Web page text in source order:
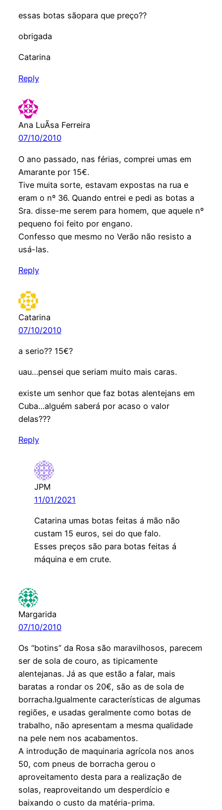
essas botas sãopara que preço??
obrigada
Catarina
Reply
Ana LuÃ­sa Ferreira
07/10/2010
O ano passado, nas férias, comprei umas em
Amarante por 15€.
Tive muita sorte, estavam expostas na rua e
eram o nº 36. Quando entrei e pedi as botas a
Sra. disse-me serem para homem, que aquele nº
pequeno foi feito por engano.
Confesso que mesmo no Verão não resisto a
usá-las.
Reply
Catarina
07/10/2010
a serio?? 15€?
uau…pensei que seriam muito mais caras.
existe um senhor que faz botas alentejans em
Cuba…alguém saberá por acaso o valor
delas???
Reply
JPM
11/01/2021
Catarina umas botas feitas á mão não
custam 15 euros, sei do que falo.
Esses preços são para botas feitas á
máquina e em crute.
Margarida
07/10/2010
Os “botins” da Rosa são maravilhosos, parecem
ser de sola de couro, as tipicamente
alentejanas. Já as que estão a falar, mais
baratas a rondar os 20€, são as de sola de
borracha.Igualmente características de algumas
regiões, e usadas geralmente como botas de
trabalho, não apresentam a mesma qualidade
na pele nem nos acabamentos.
A introdução de maquinaria agrícola nos anos
50, com pneus de borracha gerou o
aproveitamento desta para a realização de
solas, reaproveitando um desperdício e
baixando o custo da matéria-prima.